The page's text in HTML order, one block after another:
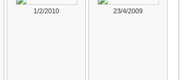
1/2/2010 23/4/2009